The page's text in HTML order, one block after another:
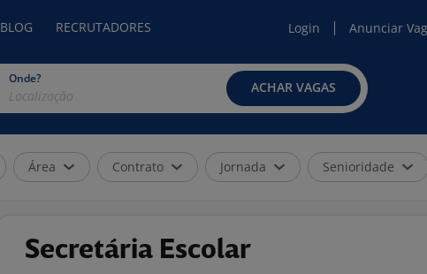
BLOG RECRUTADORES Login Anunciar
Onde?
ACHAR VAGAS
Área Contrato Jornada Senioridade
Secretária Escolar